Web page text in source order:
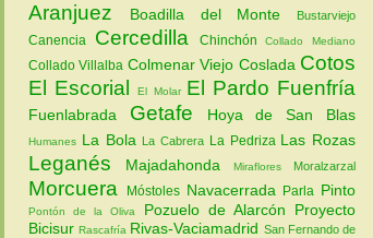
Aranjuez Boadilla del Monte Bustarviejo
Canencia Cercedilla ChinchónCollado Mediano
Collado Villalba Colmenar Viejo Coslada Cotos
El EscorialEl Molar El Pardo Fuenfría
Fuenlabrada Getafe Hoya de San Blas
Humanes La Bola La Cabrera La Pedriza Las Rozas
Leganés Majadahonda Miraflores Moralzarzal
Morcuera Móstoles Navacerrada Parla Pinto
Pontón de la Oliva Pozuelo de Alarcón Proyecto
BicisurRascafría Rivas-Vaciamadrid San Fernando de